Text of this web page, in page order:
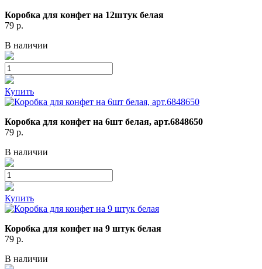
Коробка для конфет на 12штук белая
79 р.
В наличии
Купить
Коробка для конфет на 6шт белая, арт.6848650
79 р.
В наличии
Купить
Коробка для конфет на 9 штук белая
79 р.
В наличии